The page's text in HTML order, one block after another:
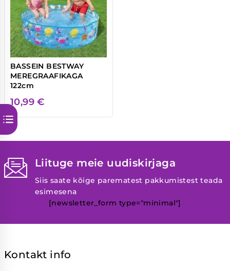
BASSEIN BESTWAY
MEREGRAAFIKAGA
122cm
10,99€
Liituge meie uudiskirjaga
Siis saate kõige parematest pakkumistest teada
esimesena
[newsletter_form type="minimal"]
Kontakt info